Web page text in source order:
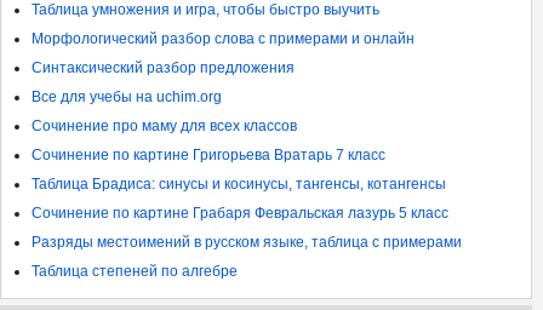
Таблица умножения и игра, чтобы быстро выучить
Морфологический разбор слова с примерами и онлайн
Синтаксический разбор предложения
Все для учебы на uchim.org
Сочинение про маму для всех классов
Сочинение по картине Григорьева Вратарь 7 класс
Таблица Брадиса: синусы и косинусы, тангенсы, котангенсы
Сочинение по картине Грабаря Февральская лазурь 5 класс
Разряды местоимений в русском языке, таблица с примерами
Таблица степеней по алгебре